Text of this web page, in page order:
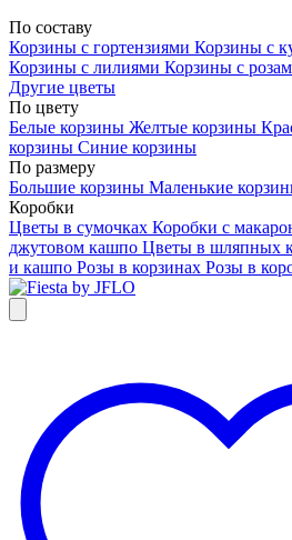
По составу
Корзины с гортензиями Корзины с
Корзины с лилиями Корзины с
Другие цветы
По цвету
Белые корзины Желтые корзины
корзины Синие корзины
По размеру
Большие корзины Маленькие
Коробки
Цветы в сумочках Коробки с
джутовом кашпо Цветы в шляпных
и кашпо Розы в корзинах Розы в